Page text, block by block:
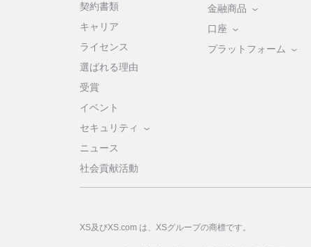
契約書類
キャリア
ライセンス
選ばれる理由
受賞
イベント
セキュリティ
ニュース
社会貢献活動
金融商品
口座
プラットフォーム
XS及びXS.com は、XSグループの商標です。